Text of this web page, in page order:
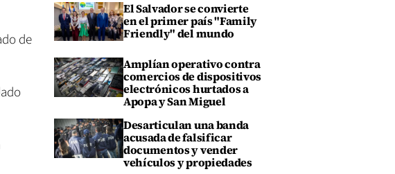
de
El Salvador se convierte
en el primer país "Family
Friendly" del mundo
Amplían operativo contra
comercios de dispositivos
electrónicos hurtados a
Apopa y San Miguel
Desarticulan una banda
acusada de falsificar
documentos y vender
vehículos y propiedades